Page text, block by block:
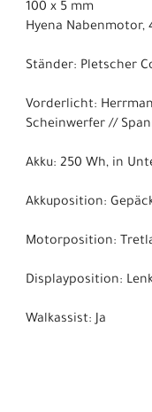
100 x 5 mm
Hyena Nabenmotor,
Ständer: Pletscher
Vorderlicht:
Scheinwerfer //
Akku: 250 Wh, in
Akkuposition:
Motorposition:
Displayposition:
Walkassist: Ja